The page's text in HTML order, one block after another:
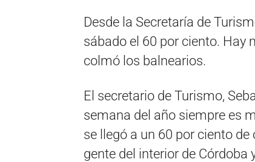
Desde la Secretaría de
sábado el 60 por ciento. Hay
colmó los balnearios.
El secretario de Turismo,
semana del año siempre es
se llegó a un 60 por ciento
gente del interior de Córdoba